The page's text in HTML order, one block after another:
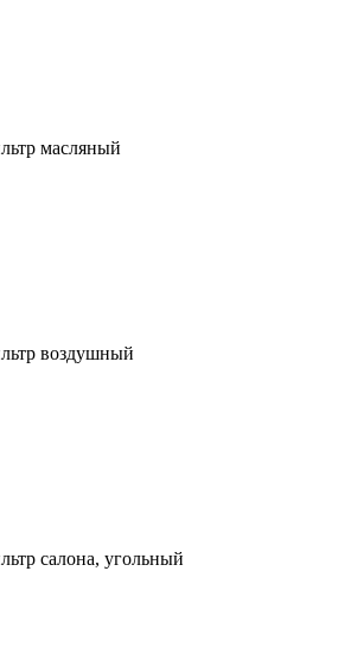
масляный
воздушный
салона, угольный